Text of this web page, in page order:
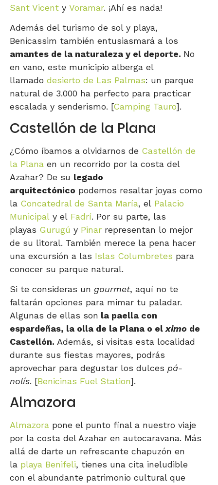
Sant Vicent y Voramar. ¡Ahí es nada!
Además del turismo de sol y playa,
Benicassim también entusiasmará a los
amantes de la naturaleza y el deporte. No
en vano, este municipio alberga el
llamado desierto de Las Palmas: un parque
natural de 3.000 ha perfecto para practicar
escalada y senderismo. [Camping Tauro].
Castellón de la Plana
¿Cómo íbamos a olvidarnos de Castellón de
la Plana en un recorrido por la costa del
Azahar? De su legado
arquitectónico podemos resaltar joyas como
la Concatedral de Santa María, el Palacio
Municipal y el Fadrí. Por su parte, las
playas Gurugú y Pinar representan lo mejor
de su litoral. También merece la pena hacer
una excursión a las Islas Columbretes para
conocer su parque natural.
Si te consideras un gourmet, aquí no te
faltarán opciones para mimar tu paladar.
Algunas de ellas son la paella con
espardeñas, la olla de la Plana o el ximo de
Castellón. Además, si visitas esta localidad
durante sus fiestas mayores, podrás
aprovechar para degustar los dulces pá-
nolís. [Benicinas Fuel Station].
Almazora
Almazora pone el punto final a nuestro viaje
por la costa del Azahar en autocaravana. Más
allá de darte un refrescante chapuzón en
la playa Benifeli, tienes una cita ineludible
con el abundante patrimonio cultural que